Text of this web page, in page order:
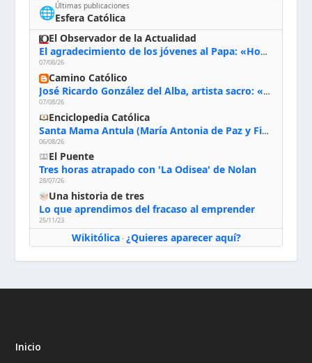
🌐Últimas publicaciones
Esfera Católica
El Observador de la Actualidad
El agradecimiento de los jóvenes al Papa: «Hoy nos sentimos Iglesia»
07/08/26
Camino Católico
José Ricardo González del Alba, artista sacro: «Yo oro, hablo con Dios, le pido al Espíritu Santo su inspiración y siempre pinto rezando el rosario para que sea Él quien actúe a través de mis manos»
07/08/26
Enciclopedia Católica
Santa Mama Antula (María Antonia de Paz y Figueroa)
06/08/26
El Puente
Tres horas atrapado con 'La Odisea' de Nolan
28/07/26
Una historia de tres
Lo que aprendimos del fracaso al emprender
25/11/23
Wikitólica· ¿Quieres aparecer aquí?
Inicio